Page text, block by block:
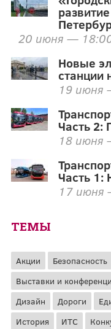
20 июня —
Новые
станции
19 июня
Часть 2:
18 июня
Часть 1:
17 июня
ТЕМЫ
Акции Безопасность
Выставки и
Дизайн
Дороги
История
ИТС